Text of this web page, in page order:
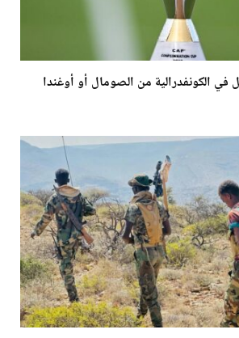
في الكونفدرالية من الصومال أو أوغندا